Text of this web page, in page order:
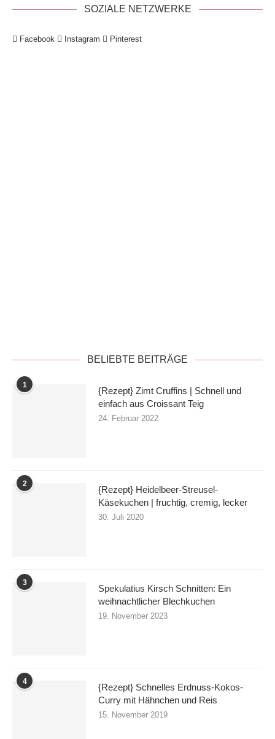
SOZIALE NETZWERKE
Facebook Instagram Pinterest
BELIEBTE BEITRÄGE
1
{Rezept} Zimt Cruffins | Schnell und
einfach aus Croissant Teig
24. Februar 2022
2
{Rezept} Heidelbeer-Streusel-
Käsekuchen | fruchtig, cremig, lecker
30. Juli 2020
3
Spekulatius Kirsch Schnitten: Ein
weihnachtlicher Blechkuchen
19. November 2023
4
{Rezept} Schnelles Erdnuss-Kokos-
Curry mit Hähnchen und Reis
15. November 2019